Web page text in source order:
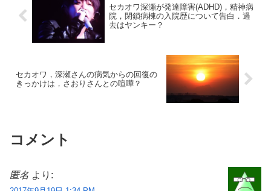
セカオワ深瀬が発達障害(ADHD)，精神病
院，閉鎖病棟の入院歴について告白．過
去はヤンキー？
セカオワ，深瀬さんの病気からの回復の
きっかけは，さおりさんとの喧嘩？
コメント
匿名 より: